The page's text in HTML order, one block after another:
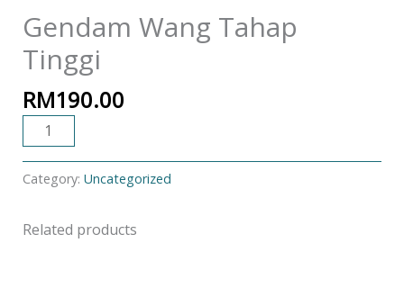
Gendam Wang Tahap
Tinggi
RM190.00
Category: Uncategorized
Related products